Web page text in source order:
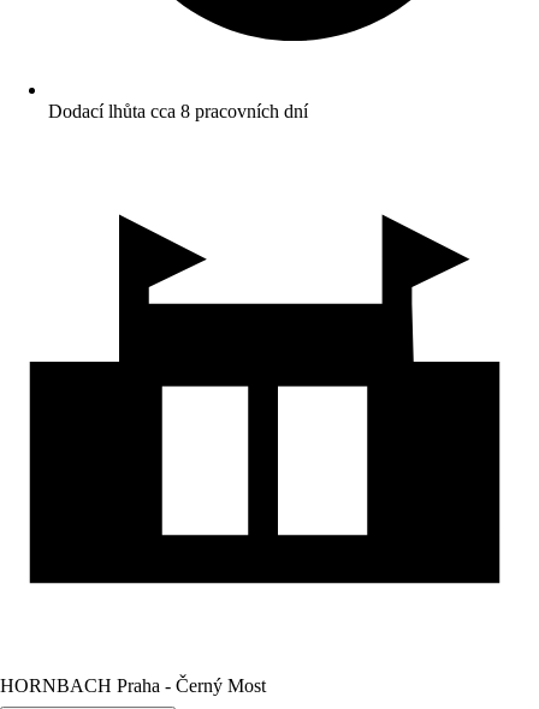
Dodací lhůta cca 8 pracovních dní
HORNBACH Praha - Černý Most